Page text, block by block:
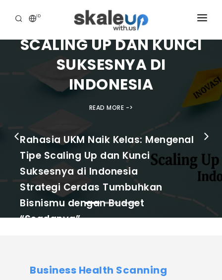
ID
INDUSTRIES
BUSINESS HEALTH SCANNING
HOW WE HELP
ABOUT
CAREER
TOOLS ASSESSMENT
RAHASIA UKM NAIK
KELAS: MENGENAL TIPE
SCALING UP DAN KUNCI
SUKSESNYA DI
INDONESIA
READ MORE ->
Rahasia UKM Naik Kelas: Mengenal
Tipe Scaling Up dan Kunci
Suksesnya di Indonesia
Strategi Cerdas Tumbuhkan
Bisnismu dengan Budget
“Seadanya”
Plug-and-Play!!
Business Health Scanning